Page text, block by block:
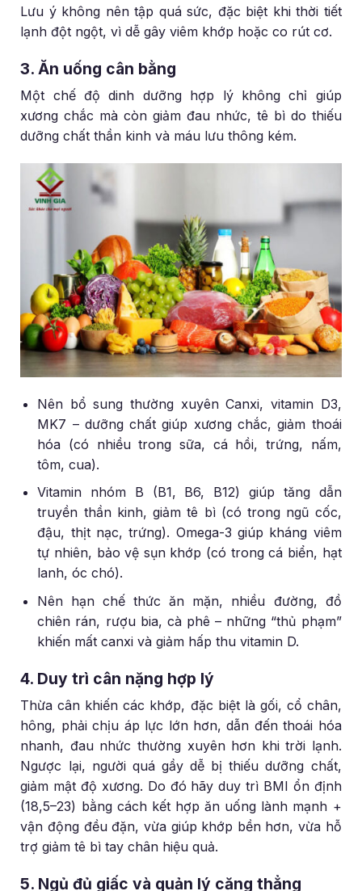
Lưu ý không nên tập quá sức, đặc biệt khi thời tiết
lạnh đột ngột, vì dễ gây viêm khớp hoặc co rút cơ.
3. Ăn uống cân bằng
Một chế độ dinh dưỡng hợp lý không chỉ giúp
xương chắc mà còn giảm đau nhức, tê bì do thiếu
dưỡng chất thần kinh và máu lưu thông kém.
Nên bổ sung thường xuyên Canxi, vitamin D3,
MK7 – dưỡng chất giúp xương chắc, giảm thoái
hóa (có nhiều trong sữa, cá hồi, trứng, nấm,
tôm, cua).
Vitamin nhóm B (B1, B6, B12) giúp tăng dẫn
truyền thần kinh, giảm tê bì (có trong ngũ cốc,
đậu, thịt nạc, trứng). Omega-3 giúp kháng viêm
tự nhiên, bảo vệ sụn khớp (có trong cá biển, hạt
lanh, óc chó).
Nên hạn chế thức ăn mặn, nhiều đường, đồ
chiên rán, rượu bia, cà phê – những “thủ phạm”
khiến mất canxi và giảm hấp thu vitamin D.
4. Duy trì cân nặng hợp lý
Thừa cân khiến các khớp, đặc biệt là gối, cổ chân,
hông, phải chịu áp lực lớn hơn, dẫn đến thoái hóa
nhanh, đau nhức thường xuyên hơn khi trời lạnh.
Ngược lại, người quá gầy dễ bị thiếu dưỡng chất,
giảm mật độ xương. Do đó hãy duy trì BMI ổn định
(18,5–23) bằng cách kết hợp ăn uống lành mạnh +
vận động đều đặn, vừa giúp khớp bền hơn, vừa hỗ
trợ giảm tê bì tay chân hiệu quả.
5. Ngủ đủ giấc và quản lý căng thẳng